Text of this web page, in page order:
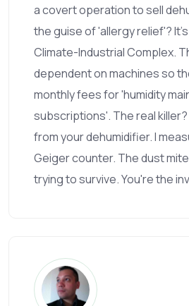
a covert operation to sell
the guise of 'allergy relief'?
Climate-Industrial Complex.
dependent on machines so
monthly fees for 'humidity
subscriptions'. The real killer?
from your dehumidifier. I
Geiger counter. The dust
trying to survive. You're the